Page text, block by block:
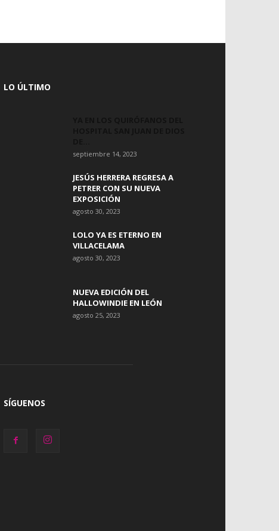
LO ÚLTIMO
septiembre 14, 2023
JESÚS HERRERA REGRESA A
PETRER CON SU NUEVA
EXPOSICIÓN
agosto 30, 2023
LOLO YA ES ETERNO EN
VILLACELAMA
agosto 30, 2023
NUEVA EDICIÓN DEL
HALLOWINDIE EN LEÓN
agosto 25, 2023
SÍGUENOS